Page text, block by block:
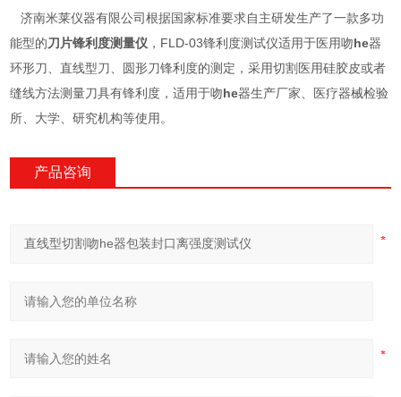
济南米莱仪器有限公司根据国家标准要求自主研发生产了一款多功
能型的刀片锋利度测量仪 ，FLD-03锋利度测试仪适用于医用吻he器
环形刀、直线型刀、圆形刀锋利度的测定，采用切割医用硅胶皮或者
缝线方法测量刀具有锋利度，适用于吻he器生产厂家、医疗器械检验
所、大学、研究机构等使用。
产品咨询